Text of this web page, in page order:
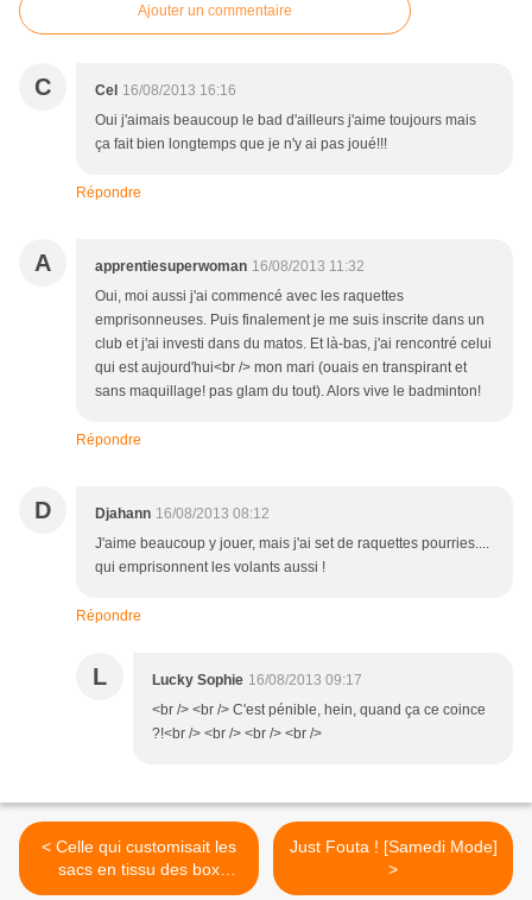
Ajouter un commentaire
C Cel 16/08/2013 16:16
Oui j'aimais beaucoup le bad d'ailleurs j'aime toujours mais
ça fait bien longtemps que je n'y ai pas joué!!!
Répondre
A apprentiesuperwoman 16/08/2013 11:32
Oui, moi aussi j'ai commencé avec les raquettes
emprisonneuses. Puis finalement je me suis inscrite dans un
club et j'ai investi dans du matos. Et là-bas, j'ai rencontré celui
qui est aujourd'hui<br /> mon mari (ouais en transpirant et
sans maquillage! pas glam du tout). Alors vive le badminton!
Répondre
D Djahann 16/08/2013 08:12
J'aime beaucoup y jouer, mais j'ai set de raquettes pourries....
qui emprisonnent les volants aussi !
Répondre
L Lucky Sophie 16/08/2013 09:17
<br /> <br /> C'est pénible, hein, quand ça ce coince
?!<br /> <br /> <br /> <br />
< Celle qui customisait les
sacs en tissu des box
enfants {DIY}
Just Fouta ! [Samedi Mode]
>